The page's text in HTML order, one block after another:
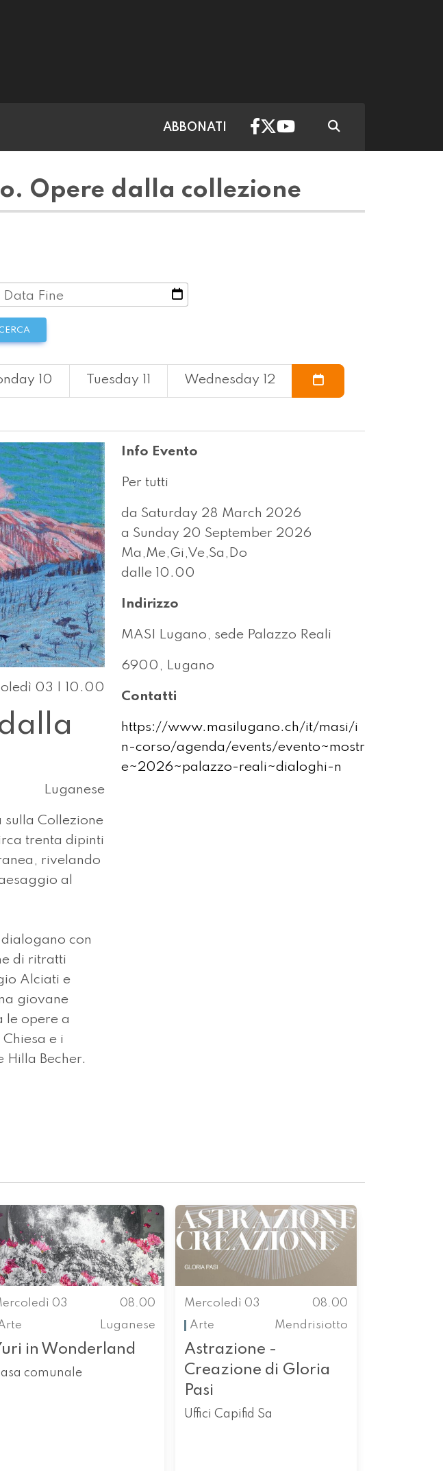
ABBONATI
Opere dalla collezione
Data Fine
10 Tuesday 11 Wednesday 12
03 | 10.00
Luganese
sulla Collezione
trenta dipinti
rivelando
al
con
di ritratti
Alciati e
giovane
le opere a
e i
Hilla Becher.
Info Evento
Per tutti
da Saturday 28 March 2026
a Sunday 20 September 2026
Ma,Me,Gi,Ve,Sa,Do
dalle 10.00
Indirizzo
MASI Lugano, sede Palazzo Reali
6900, Lugano
Contatti
https://www.masilugano.ch/it/masi/i
n-corso/agenda/events/evento~mostr
e~2026~palazzo-reali~dialoghi-n
03
08.00
Luganese
in Wonderland
comunale
Mercoledì 03
08.00
Arte
Mendrisiotto
Astrazione -
Creazione di Gloria
Pasi
Uffici Capifid Sa